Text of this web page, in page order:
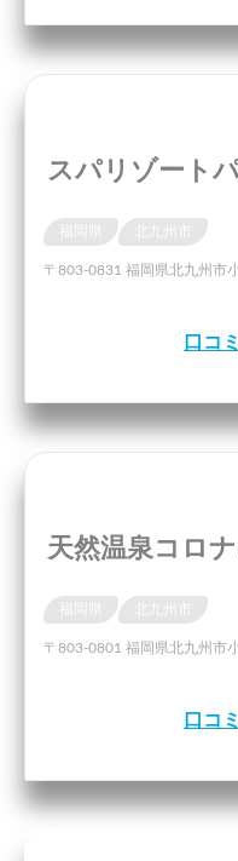
スパリゾート
〒803-0831 福岡県北九州市
口コ
天然温泉コロ
〒803-0801 福岡県北九州市
口コ